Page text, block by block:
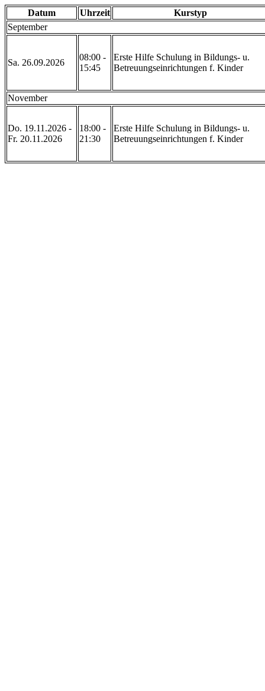
Datum Uhrzeit
Kurstyp
September
Sa. 26.09.2026
08:00 -
15:45
Erste Hilfe Schulung in Bildungs- u.
Betreuungseinrichtungen f. Kinder
November
Do. 19.11.2026 -
Fr. 20.11.2026
18:00 -
21:30
Erste Hilfe Schulung in Bildungs- u.
Betreuungseinrichtungen f. Kinder